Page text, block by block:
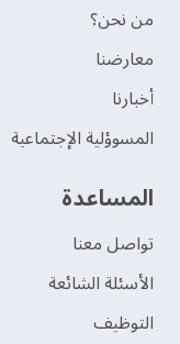
من نحن؟
‫معارضنا‬
‫أخبارنا‬
المسوؤلية الإجتماعية
‫المساعدة‬
تواصل معنا
الأسئلة الشائعة
التوظيف